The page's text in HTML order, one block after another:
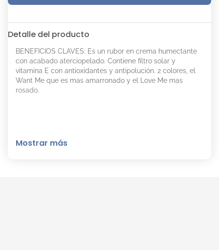
Detalle del producto
BENEFICIOS CLAVES: Es un rubor en crema humectante
con acabado aterciopelado. Contiene filtro solar y
vitamina E con antioxidantes y antipolución. 2 colores, el
Want Me que es mas amarronado y el Love Me mas
rosado.
Mostrar más